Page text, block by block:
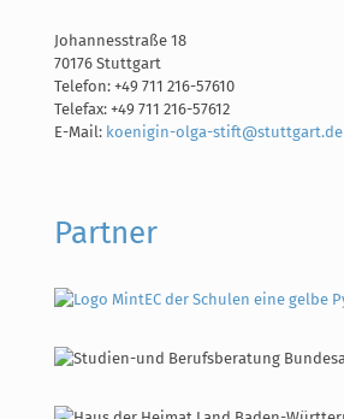
Johannesstraße 18
70176 Stuttgart
Telefon: +49 711 216-57610
Telefax: +49 711 216-57612
E-Mail: koenigin-olga-stift@stuttgart.de
Partner